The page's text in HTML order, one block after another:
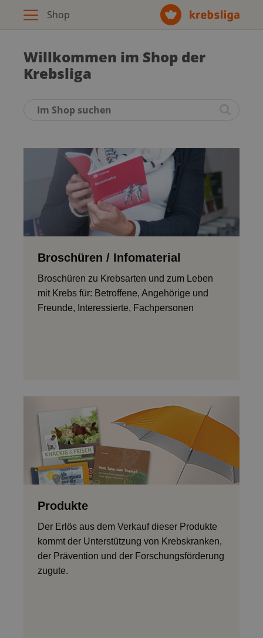
Archiv
Zur Krebsliga-Webseite
Deutsch
Français
Italiano
Willkommen im Shop der
Krebsliga
Broschüren / Infomaterial
Broschüren zu Krebsarten und zum Leben
mit Krebs für: Betroffene, Angehörige und
Freunde, Interessierte, Fachpersonen
Produkte
Der Erlös aus dem Verkauf dieser Produkte
kommt der Unterstützung von Krebskranken,
der Prävention und der Forschungsförderung
zugute.